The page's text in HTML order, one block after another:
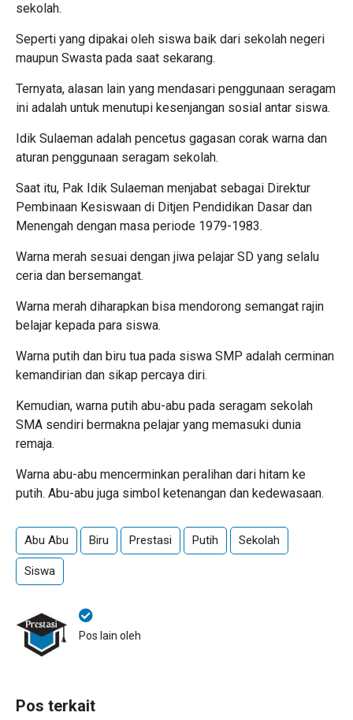
sekolah.
Seperti yang dipakai oleh siswa baik dari sekolah negeri
maupun Swasta pada saat sekarang.
Ternyata, alasan lain yang mendasari penggunaan seragam
ini adalah untuk menutupi kesenjangan sosial antar siswa.
Idik Sulaeman adalah pencetus gagasan corak warna dan
aturan penggunaan seragam sekolah.
Saat itu, Pak Idik Sulaeman menjabat sebagai Direktur
Pembinaan Kesiswaan di Ditjen Pendidikan Dasar dan
Menengah dengan masa periode 1979-1983.
Warna merah sesuai dengan jiwa pelajar SD yang selalu
ceria dan bersemangat.
Warna merah diharapkan bisa mendorong semangat rajin
belajar kepada para siswa.
Warna putih dan biru tua pada siswa SMP adalah cerminan
kemandirian dan sikap percaya diri.
Kemudian, warna putih abu-abu pada seragam sekolah
SMA sendiri bermakna pelajar yang memasuki dunia
remaja.
Warna abu-abu mencerminkan peralihan dari hitam ke
putih. Abu-abu juga simbol ketenangan dan kedewasaan.
Abu Abu Biru Prestasi Putih Sekolah
Siswa
Pos lain oleh
Pos terkait